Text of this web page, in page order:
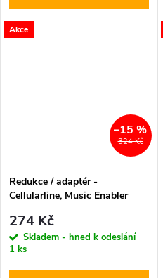
Akce
324 Kč
–15 %
Redukce / adaptér -
Cellularline, Music Enabler
274 Kč
Skladem - hned k odeslání
1 ks